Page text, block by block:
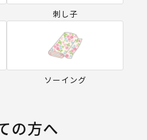
刺し子
ソーイング
の方へ